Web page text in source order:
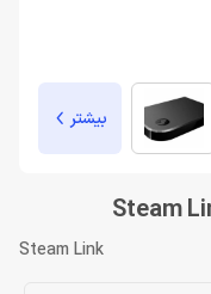
بیشتر
Steam Link